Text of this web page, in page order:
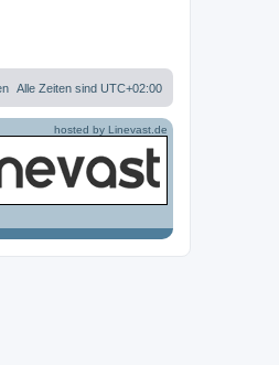
Alle Zeiten sind UTC+02:00
hosted by Linevast.de